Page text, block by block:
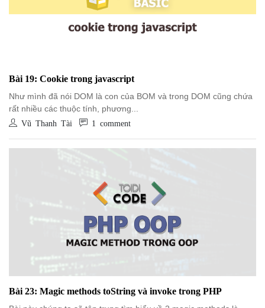
Bài 19: Cookie trong javascript
Như mình đã nói DOM là con của BOM và trong DOM cũng chứa
rất nhiều các thuộc tính, phương...
Vũ Thanh Tài 1 comment
Bài 23: Magic methods toString và invoke trong PHP